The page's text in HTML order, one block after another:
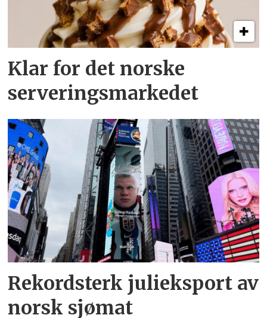
Klar for det norske
serveringsmarkedet
Rekordsterk julieksport av
norsk sjømat